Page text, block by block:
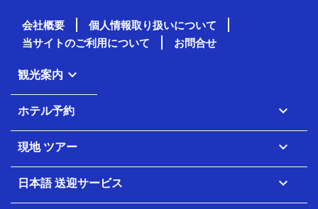
会社概要
個人情報取り扱いについて
当サイトのご利用について
お問合せ
観光案内 
ホテル予約 
現地 ツアー 
日本語 送迎サービス 